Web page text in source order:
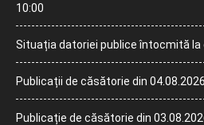
10:00
Situația datoriei publice întocmită la
Publicații de căsătorie din 04.08.2026
Publicație de căsătorie din